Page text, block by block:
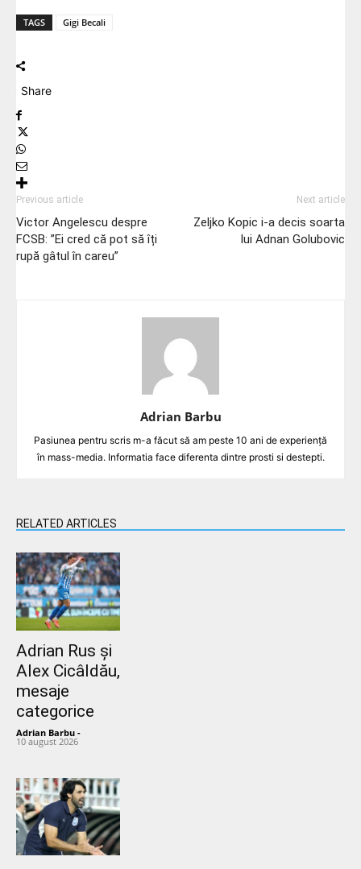
TAGS Gigi Becali
Share
Previous article
Victor Angelescu despre
FCSB: ”Ei cred că pot să îți
rupă gâtul în careu”
Next article
Zeljko Kopic i-a decis soarta
lui Adnan Golubovic
Adrian Barbu
Pasiunea pentru scris m-a făcut să am peste 10 ani de experiență
în mass-media. Informatia face diferenta dintre prosti si destepti.
RELATED ARTICLES
Adrian Rus și
Alex Cicâldău,
mesaje
categorice
Adrian Barbu -
10 august 2026